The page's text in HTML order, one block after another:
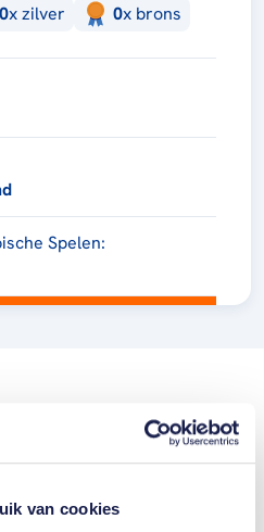
van cookies
0xzilver 0x brons
Spelen: